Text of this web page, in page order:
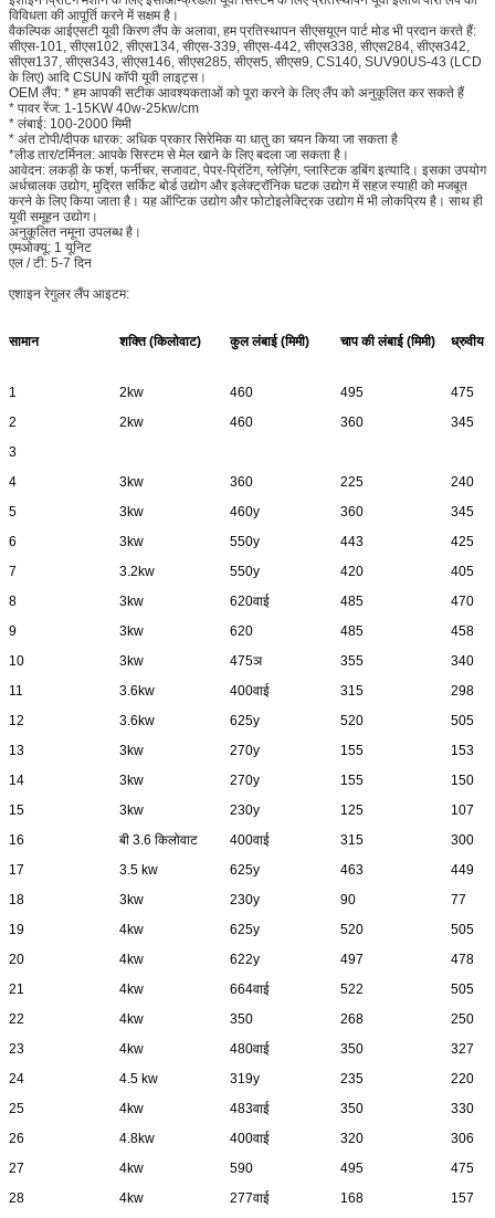
विविधता की आपूर्ति करने में सक्षम है।
वैकल्पिक आईएसटी यूवी किरण लैंप के अलावा, हम प्रतिस्थापन सीएसयूएन पार्ट मोड भी प्रदान करते हैं:
सीएस-101, सीएस102, सीएस134, सीएस-339, सीएस-442, सीएस338, सीएस284, सीएस342,
सीएस137, सीएस343, सीएस146, सीएस285, सीएस5, सीएस9, CS140, SUV90US-43 (LCD
के लिए) आदि CSUN कॉपी यूवी लाइट्स।
OEM लैंप: * हम आपकी सटीक आवश्यकताओं को पूरा करने के लिए लैंप को अनुकूलित कर सकते हैं
* पावर रेंज: 1-15KW 40w-25kw/cm
* लंबाई: 100-2000 मिमी
* अंत टोपी/दीपक धारक: अधिक प्रकार सिरेमिक या धातु का चयन किया जा सकता है
*लीड तार/टर्मिनल: आपके सिस्टम से मेल खाने के लिए बदला जा सकता है।
आवेदन: लकड़ी के फर्श, फर्नीचर, सजावट, पेपर-प्रिंटिंग, ग्लेज़िंग, प्लास्टिक डबिंग इत्यादि। इसका उपयोग
अर्धचालक उद्योग, मुद्रित सर्किट बोर्ड उद्योग और इलेक्ट्रॉनिक घटक उद्योग में सहज स्याही को मजबूत
करने के लिए किया जाता है। यह ऑप्टिक उद्योग और फोटोइलेक्ट्रिक उद्योग में भी लोकप्रिय है। साथ ही
यूवी समूहन उद्योग।
अनुकूलित नमूना उपलब्ध है।
एमओक्यू: 1 यूनिट
एल / टी: 5-7 दिन
एशाइन रेगुलर लैंप आइटम:
सामान शक्ति (किलोवाट) कुल लंबाई (मिमी) चाप की लंबाई (मिमी) ध्रुवीय
1 2kw 460 495
475
2
2kw 460 360
345
3
4
3kw 360 225
240
5
3kw 460y 360
345
6
3kw 550y 443
425
7
3.2kw 550y 420
405
8
3kw 620वाई 485
470
9
3kw 620 485
458
10
3kw 475ञ 355
340
11
3.6kw 400वाई 315
298
12
3.6kw 625y 520
505
13
3kw 270y 155
153
14
3kw 270y 155
150
15
3kw 230y 125
107
16
बी 3.6 किलोवाट 400वाई 315
300
17
3.5 kw 625y 463
449
18
3kw 230y 90
77
19
4kw 625y 520
505
20
4kw 622y 497
478
21
4kw 664वाई 522
505
22
4kw 350 268
250
23
4kw 480वाई 350
327
24
4.5 kw 319y 235
220
25
4kw 483वाई 350
330
26
4.8kw 400वाई 320
306
27
4kw 590 495
475
28
4kw 277वाई 168
157